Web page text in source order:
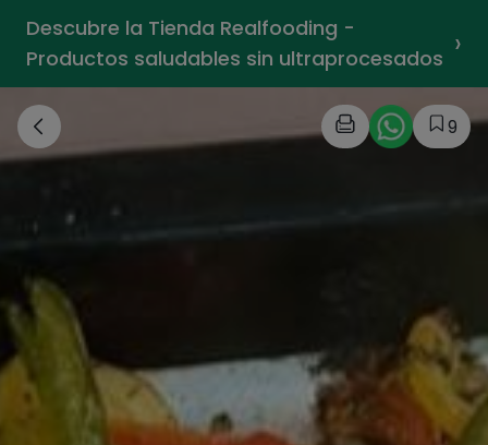
Descubre la Tienda Realfooding -
Productos saludables sin ultraprocesados ›
9